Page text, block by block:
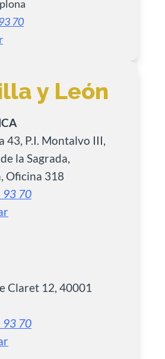
70
y León
43, P.I. Montalvo III,
la Sagrada,
Oficina 318
93 70
Claret 12, 40001
93 70